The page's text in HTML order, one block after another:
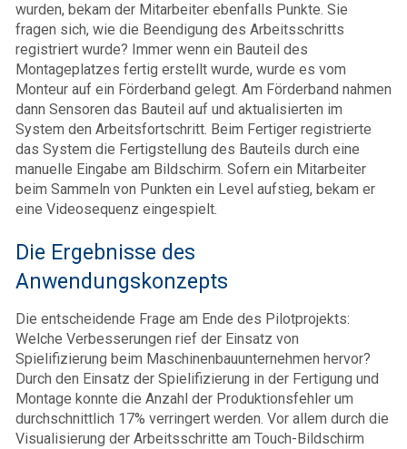
wurden, bekam der Mitarbeiter ebenfalls Punkte. Sie
fragen sich, wie die Beendigung des Arbeitsschritts
registriert wurde? Immer wenn ein Bauteil des
Montageplatzes fertig erstellt wurde, wurde es vom
Monteur auf ein Förderband gelegt. Am Förderband nahmen
dann Sensoren das Bauteil auf und aktualisierten im
System den Arbeitsfortschritt. Beim Fertiger registrierte
das System die Fertigstellung des Bauteils durch eine
manuelle Eingabe am Bildschirm. Sofern ein Mitarbeiter
beim Sammeln von Punkten ein Level aufstieg, bekam er
eine Videosequenz eingespielt.
Die Ergebnisse des
Anwendungskonzepts
Die entscheidende Frage am Ende des Pilotprojekts:
Welche Verbesserungen rief der Einsatz von
Spielifizierung beim Maschinenbauunternehmen hervor?
Durch den Einsatz der Spielifizierung in der Fertigung und
Montage konnte die Anzahl der Produktionsfehler um
durchschnittlich 17% verringert werden. Vor allem durch die
Visualisierung der Arbeitsschritte am Touch-Bildschirm